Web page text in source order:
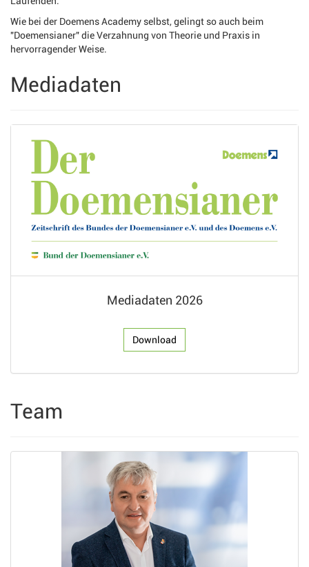
Wie bei der Doemens Academy selbst, gelingt so auch beim
"Doemensianer" die Verzahnung von Theorie und Praxis in
hervorragender Weise.
Mediadaten
Mediadaten 2026
Download
Team